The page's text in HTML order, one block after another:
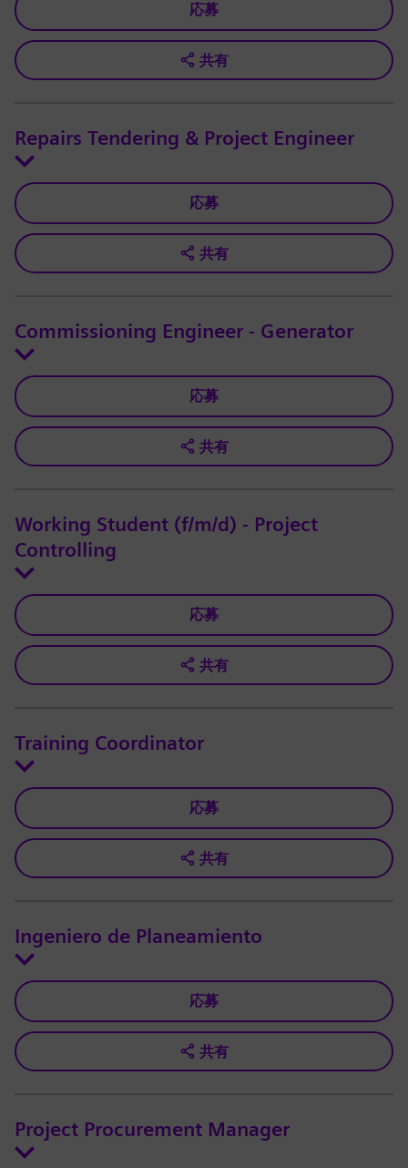
応募
共有
Repairs Tendering & Project Engineer
応募
共有
Commissioning Engineer - Generator
応募
共有
Working Student (f/m/d) - Project
Controlling
応募
共有
Training Coordinator
応募
共有
Ingeniero de Planeamiento
応募
共有
Project Procurement Manager